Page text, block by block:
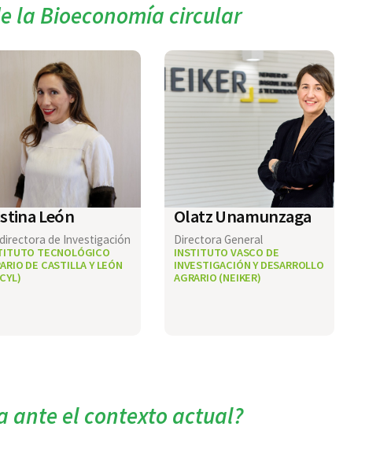
la Bioeconomía circular
León
de Investigación
TECNOLÓGICO
DE CASTILLA Y LEÓN
Olatz Unamunzaga
Directora General
INSTITUTO VASCO DE
INVESTIGACIÓN Y DESARROLLO
AGRARIO (NEIKER)
ante el contexto actual?